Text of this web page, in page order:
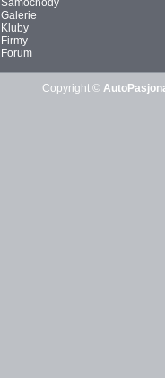
Samochody
Galerie
Kluby
Firmy
Forum
Copyright ©